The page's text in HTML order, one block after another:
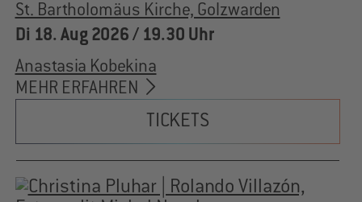
St. Bartholomäus Kirche, Golzwarden
Di 18. Aug 2026 / 19.30 Uhr
Anastasia Kobekina
TICKETS
MEHR ERFAHREN